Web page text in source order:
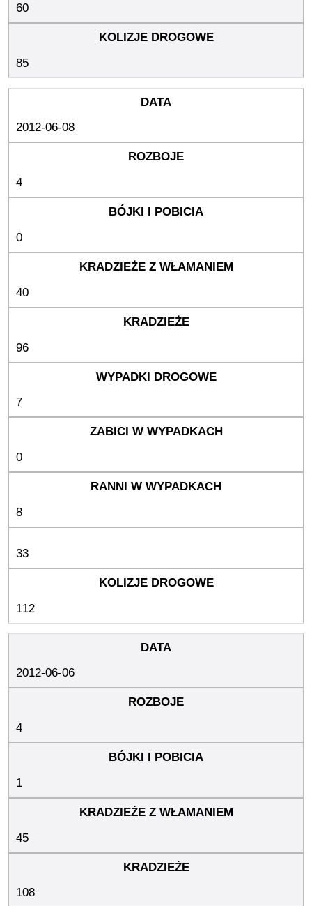
60
85
2012-06-08
4
0
40
96
7
0
8
33
112
2012-06-06
4
1
45
108